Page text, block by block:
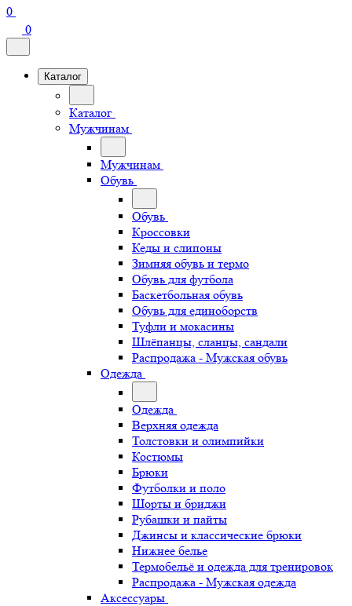
0
0
Каталог
Каталог
Мужчинам
Мужчинам
Обувь
Обувь
Кроссовки
Кеды и слипоны
Зимняя обувь и термо
Обувь для футбола
Баскетбольная обувь
Обувь для единоборств
Туфли и мокасины
Шлёпанцы, сланцы, сандали
Распродажа - Мужская обувь
Одежда
Одежда
Верхняя одежда
Толстовки и олимпийки
Костюмы
Брюки
Футболки и поло
Шорты и бриджи
Рубашки и пайты
Джинсы и классические брюки
Нижнее белье
Термобельё и одежда для тренировок
Распродажа - Мужская одежда
Аксессуары